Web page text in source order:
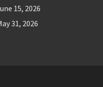
15, 2026
31, 2026